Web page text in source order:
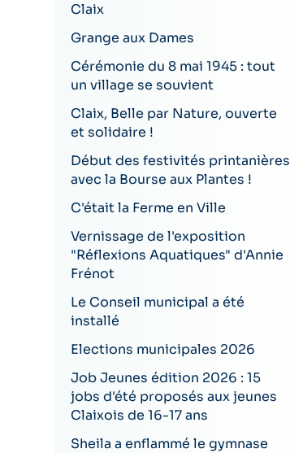
Claix
Grange aux Dames
Cérémonie du 8 mai 1945 : tout
un village se souvient
Claix, Belle par Nature, ouverte
et solidaire !
Début des festivités printanières
avec la Bourse aux Plantes !
C'était la Ferme en Ville
Vernissage de l'exposition
"Réflexions Aquatiques" d'Annie
Frénot
Le Conseil municipal a été
installé
Elections municipales 2026
Job Jeunes édition 2026 : 15
jobs d'été proposés aux jeunes
Claixois de 16-17 ans
Sheila a enflammé le gymnase